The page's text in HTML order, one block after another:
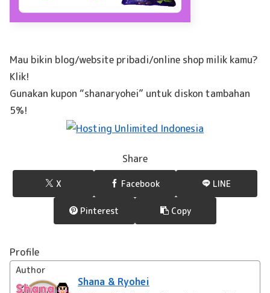
Mau bikin blog/website pribadi/online shop milik kamu?
Klik!
Gunakan kupon “shanaryohei” untuk diskon tambahan
5%!
Share
X Facebook LINE
Pinterest Copy
Profile
Author
Shana & Ryohei